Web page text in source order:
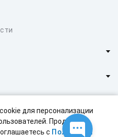
для персонализации
Продолжая
с Политикой